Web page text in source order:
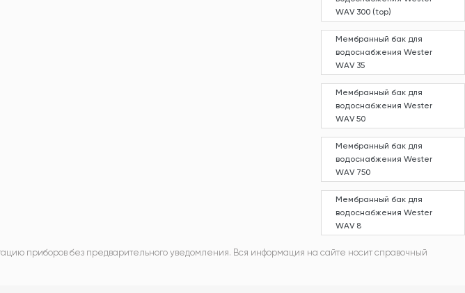
WAV 300 (top)
Мембранный бак для
водоснабжения Wester
WAV 35
Мембранный бак для
водоснабжения Wester
WAV 50
Мембранный бак для
водоснабжения Wester
WAV 750
Мембранный бак для
водоснабжения Wester
WAV 8
приборов без предварительного уведомления. Вся информация на сайте носит справочный